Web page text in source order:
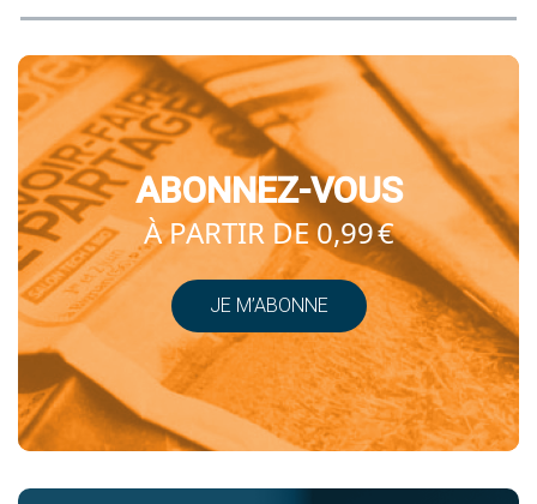
ABONNEZ-VOUS
À PARTIR DE 0,99 €
JE M’ABONNE